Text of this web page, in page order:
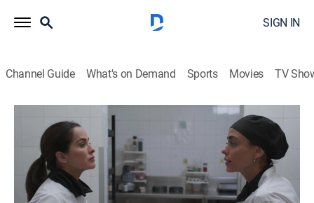
SIGN IN
Channel Guide What's on Demand Sports Movies TV
Hermanas, un amor compartido
S1 E68 | Derecho de piso
0h 40m|TV14 |Drama, Romance, Soap|UNI|Univision 2026
Marcela le dice a Silverio que está embarazada.